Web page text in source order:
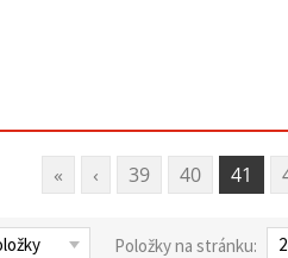
« ‹ 39 40 41
Položky na stránku: